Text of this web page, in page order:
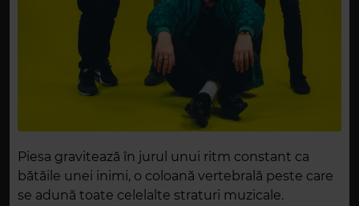
Piesa gravitează în jurul unui ritm constant ca
bătăile unei inimi, o coloană vertebrală peste care
se adună toate celelalte straturi muzicale.